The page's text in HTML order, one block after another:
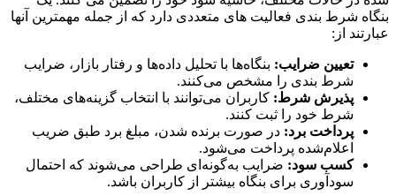
بنگاه شرط بندی فعالیت های متعددی دارد که از جمله مهمترین آنها
عبارتند از:
تعیین ضرایب: بنگاه‌ها با تحلیل داده‌ها و رفتار بازار، ضرایب
شرط‌ بندی را مشخص می‌کنند.
پذیرش شرط: کاربران می‌توانند با انتخاب گزینه‌های مختلف،
شرط خود را ثبت کنند.
پرداخت برد: در صورت برنده شدن، مبلغ برد طبق ضریب
اعلام‌شده پرداخت می‌شود.
کسب سود: ضرایب به‌گونه‌ای طراحی می‌شوند که احتمال
سودآوری برای بنگاه بیشتر از کاربران باشد.